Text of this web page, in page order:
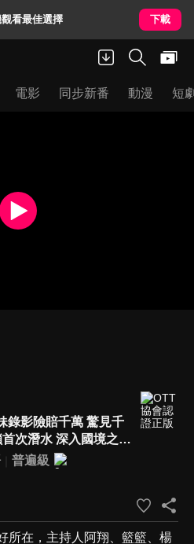
看最佳選擇 下載
電影 同步新番 動漫 短
錄影險賠千萬 驚見千
次潛水 深入國境之南
廟處處神蹟
普遍級
所在，主持人阿翔、籃籃、楊